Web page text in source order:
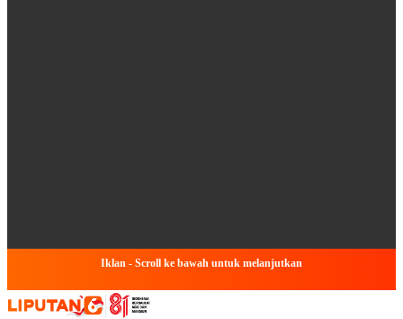
Iklan - Scroll ke bawah untuk melanjutkan